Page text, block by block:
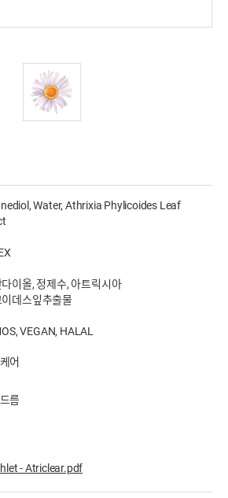
Water, Athrixia Phylicoides Leaf
이올, 정제수, 아트릭시아
데스잎추출물
VEGAN, HALAL
어
름
- Atriclear.pdf